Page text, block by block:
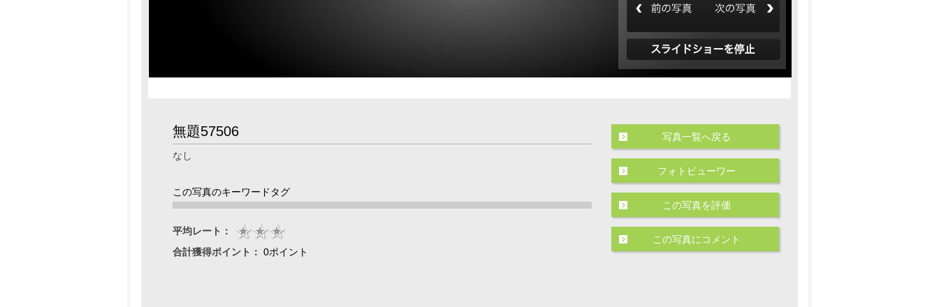
無題57506
なし
この写真のキーワードタグ
平均レート：
合計獲得ポイント： 0ポイント
写真一覧へ戻る
フォトビューワー
この写真を評価
この写真にコメント